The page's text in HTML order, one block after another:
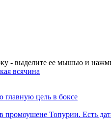
- выделите ее мышью и
всячина
главную цель в боксе
промоушене Топурии. Есть